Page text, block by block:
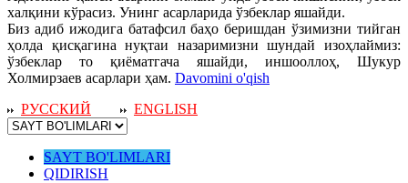
халқини кўрасиз. Унинг асарларида ўзбеклар яшайди.
Биз адиб ижодига батафсил баҳо беришдан ўзимизни тийган
ҳолда қисқагина нуқтаи назаримизни шундай изоҳлаймиз:
ўзбеклар то қиёматгача яшайди, иншооллоҳ, Шукур
Холмирзаев асарлари ҳам. Davomini o'qish
РУССКИЙ
ENGLISH
SAYT BO'LIMLARI
QIDIRISH